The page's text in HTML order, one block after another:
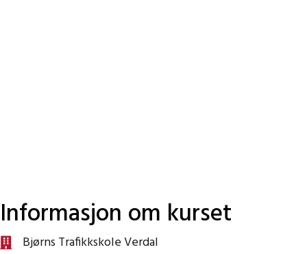
Informasjon om kurset
Bjørns Trafikkskole Verdal